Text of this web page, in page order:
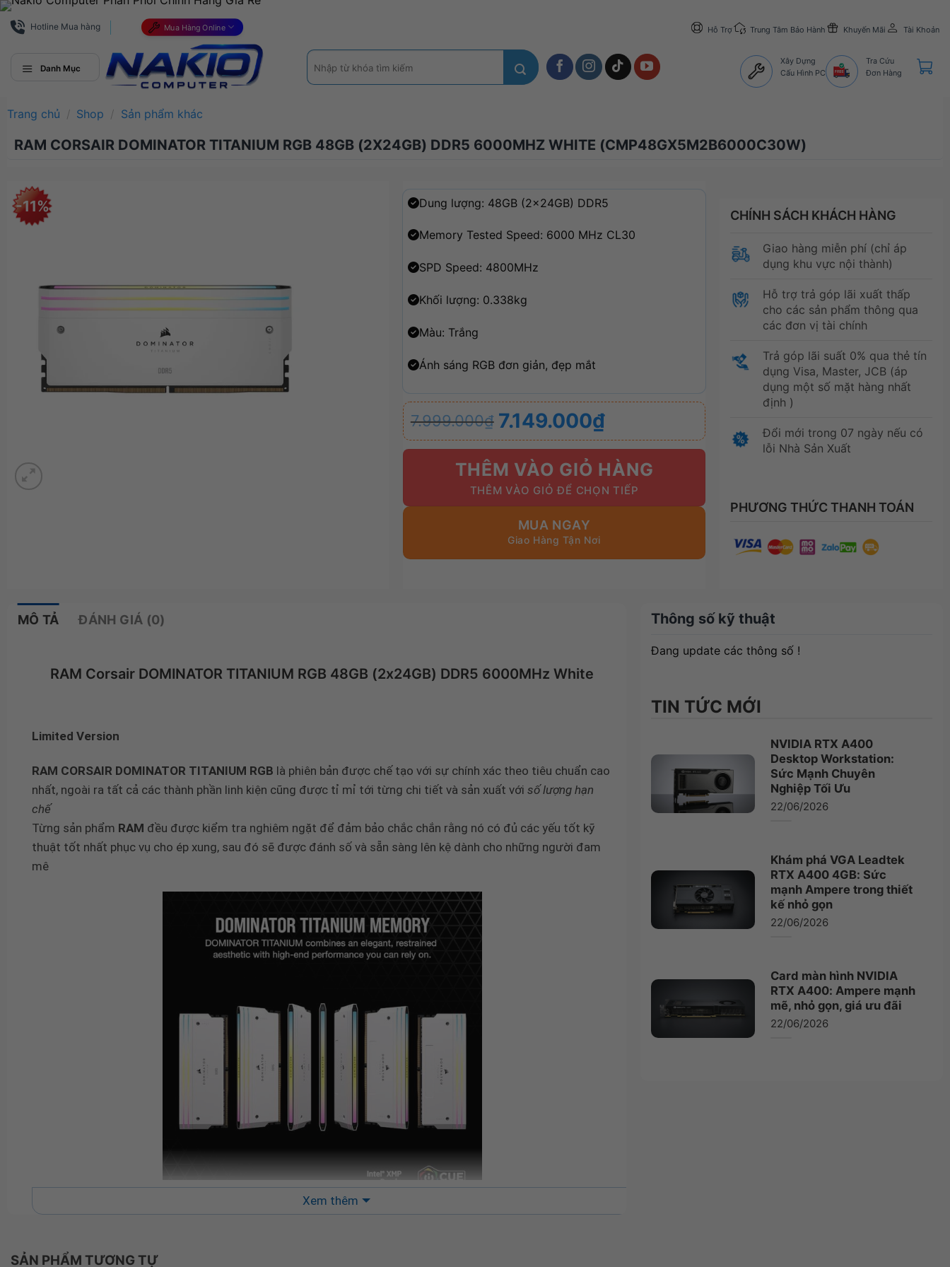
Bỏ
qua
Hotline Mua hàng Mua Hàng Online Hỗ Trợ Trung Tâm Bảo Hành Khuyến Mãi Tài Khoản
Danh Mục
Tìm
kiếm:
Xây Dựng
Cấu Hình PC
Tra Cứu
Đơn Hàng
Trang chủ / Shop / Sản phẩm khác
RAM CORSAIR DOMINATOR TITANIUM RGB 48GB (2X24GB) DDR5 6000MHZ WHITE (CMP48GX5M2B6000C30W)
-11% Dung lượng: 48GB (2x24GB) DDR5
Memory Tested Speed: 6000 MHz CL30
SPD Speed: 4800MHz
Khối lượng: 0.338kg
Màu: Trắng
Ánh sáng RGB đơn giản, đẹp mắt
7.999.000₫
Giá
là:
7.999.000₫.
7.149.000₫
Giá
tại
7.149.000₫.
THÊM VÀO GIỎ HÀNG
MUA NGAY
CHÍNH SÁCH KHÁCH HÀNG
Giao hàng miễn phí (chỉ áp
dụng khu vực nội thành)
Hỗ trợ trả góp lãi xuất thấp
cho các sản phẩm thông qua
các đơn vị tài chính
Trả góp lãi suất 0% qua thẻ tín
dụng Visa, Master, JCB (áp
dụng một số mặt hàng nhất
định )
Đổi mới trong 07 ngày nếu có
lỗi Nhà Sản Xuất
PHƯƠNG THỨC THANH TOÁN
MÔ TẢ ĐÁNH GIÁ (0)
RAM Corsair DOMINATOR TITANIUM RGB 48GB (2x24GB) DDR5 6000MHz White
Limited Version
RAM CORSAIR DOMINATOR TITANIUM RGB là phiên bản được chế tạo với sự chính xác theo tiêu chuẩn cao
nhất, ngoài ra tất cả các thành phần linh kiện cũng được tỉ mỉ tới từng chi tiết và sản xuất với số lượng hạn
chế
Từng sản phẩm RAM đều được kiểm tra nghiêm ngặt để đảm bảo chắc chắn rằng nó có đủ các yếu tốt kỹ
thuật tốt nhất phục vụ cho ép xung, sau đó sẽ được đánh số và sẵn sàng lên kệ dành cho những người đam
mê
Xem thêm
Thông số kỹ thuật
Đang update các thông số !
TIN TỨC MỚI
NVIDIA RTX A400
Desktop Workstation:
Sức Mạnh Chuyên
Nghiệp Tối Ưu
22/06/2026
Khám phá VGA Leadtek
RTX A400 4GB: Sức
mạnh Ampere trong thiết
kế nhỏ gọn
22/06/2026
Card màn hình NVIDIA
RTX A400: Ampere mạnh
mẽ, nhỏ gọn, giá ưu đãi
22/06/2026
SẢN PHẨM TƯƠNG TỰ